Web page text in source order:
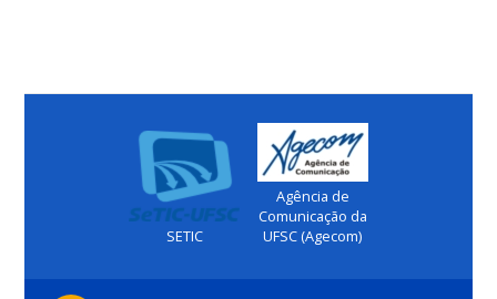
SETIC
Agência de
Comunicação da
UFSC (Agecom)